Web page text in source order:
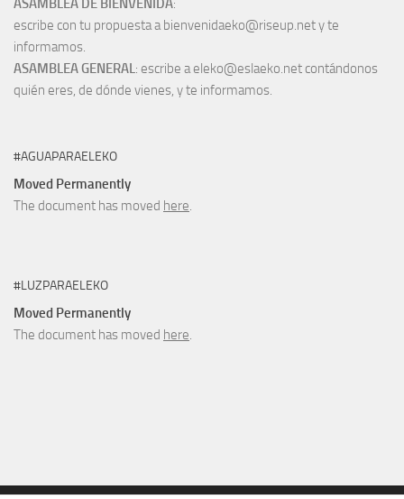
ASAMBLEA DE BIENVENIDA:
escribe con tu propuesta a bienvenidaeko@riseup.net y te
informamos.
ASAMBLEA GENERAL: escribe a eleko@eslaeko.net contándonos
quién eres, de dónde vienes, y te informamos.
#AGUAPARAELEKO
Moved Permanently
The document has moved here.
#LUZPARAELEKO
Moved Permanently
The document has moved here.